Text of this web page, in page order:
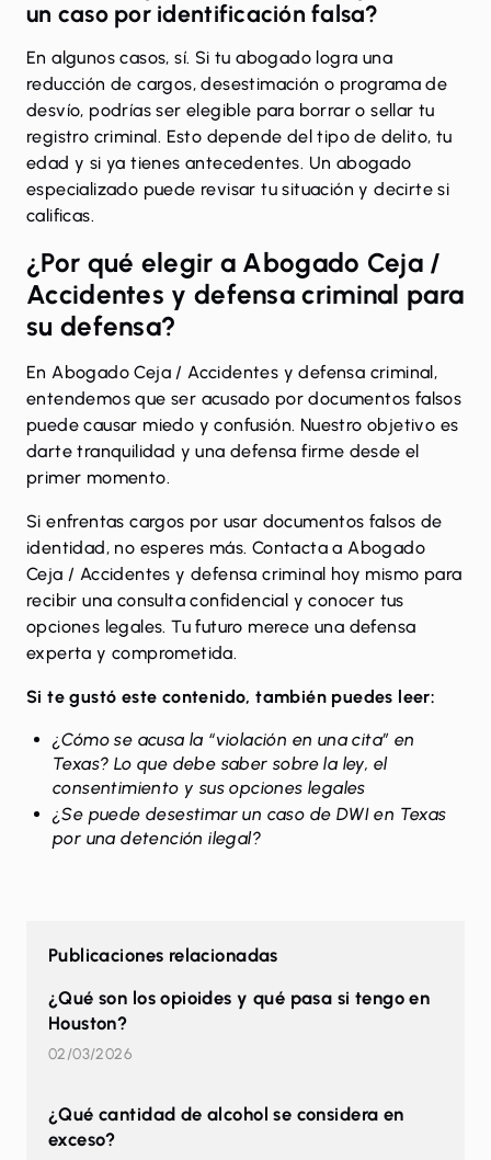
un caso por identificación falsa?
En algunos casos, sí. Si tu abogado logra una
reducción de cargos, desestimación o programa de
desvío, podrías ser elegible para borrar o sellar tu
registro criminal. Esto depende del tipo de delito, tu
edad y si ya tienes antecedentes. Un abogado
especializado puede revisar tu situación y decirte si
calificas.
¿Por qué elegir a Abogado Ceja /
Accidentes y defensa criminal para
su defensa?
En Abogado Ceja / Accidentes y defensa criminal,
entendemos que ser acusado por documentos falsos
puede causar miedo y confusión. Nuestro objetivo es
darte tranquilidad y una defensa firme desde el
primer momento.
Si enfrentas cargos por usar documentos falsos de
identidad, no esperes más. Contacta a Abogado
Ceja / Accidentes y defensa criminal hoy mismo para
recibir una consulta confidencial y conocer tus
opciones legales. Tu futuro merece una defensa
experta y comprometida.
Si te gustó este contenido, también puedes leer:
¿Cómo se acusa la “violación en una cita” en
Texas? Lo que debe saber sobre la ley, el
consentimiento y sus opciones legales
¿Se puede desestimar un caso de DWI en Texas
por una detención ilegal?
Publicaciones relacionadas
¿Qué son los opioides y qué pasa si tengo en
Houston?
02/03/2026
¿Qué cantidad de alcohol se considera en
exceso?